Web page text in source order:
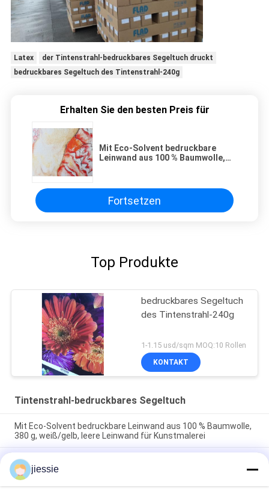
Latex
der Tintenstrahl-bedruckbares Segeltuch druckt
bedruckbares Segeltuch des Tintenstrahl-240g
Erhalten Sie den besten Preis für
Mit Eco-Solvent bedruckbare
Leinwand aus 100 % Baumwolle,
Fortsetzen
Top Produkte
bedruckbares Segeltuch
des Tintenstrahl-240g
1-1.15 usd/sqm MOQ:10 Rollen
KONTAKT
Tintenstrahl-bedruckbares Segeltuch
Mit Eco-Solvent bedruckbare Leinwand aus 100 % Baumwolle,
380 g, weiß/gelb, leere Leinwand für Kunstmalerei
3.2m Großformat Öko-Lösungsmittel druckbar Polyester
Tintenstrahl Leinwand 260g Weißkunst Leinwand zum Malen
Wand Leinwand
jiessie